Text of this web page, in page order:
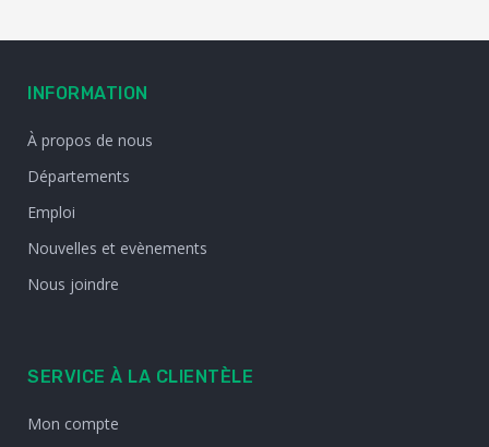
INFORMATION
À propos de nous
Départements
Emploi
Nouvelles et evènements
Nous joindre
SERVICE À LA CLIENTÈLE
Mon compte